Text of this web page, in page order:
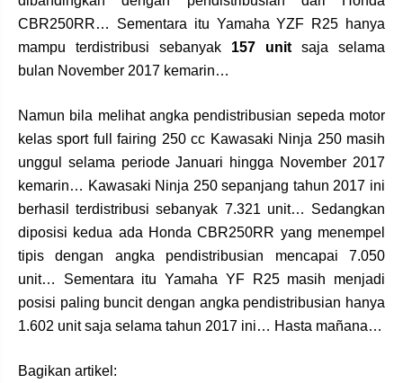
CBR250RR… Sementara itu Yamaha YZF R25 hanya
mampu terdistribusi sebanyak 157 unit saja selama
bulan November 2017 kemarin…
Namun bila melihat angka pendistribusian sepeda motor
kelas sport full fairing 250 cc Kawasaki Ninja 250 masih
unggul selama periode Januari hingga November 2017
kemarin… Kawasaki Ninja 250 sepanjang tahun 2017 ini
berhasil terdistribusi sebanyak 7.321 unit… Sedangkan
diposisi kedua ada Honda CBR250RR yang menempel
tipis dengan angka pendistribusian mencapai 7.050
unit… Sementara itu Yamaha YF R25 masih menjadi
posisi paling buncit dengan angka pendistribusian hanya
1.602 unit saja selama tahun 2017 ini… Hasta mañana…
Bagikan artikel: